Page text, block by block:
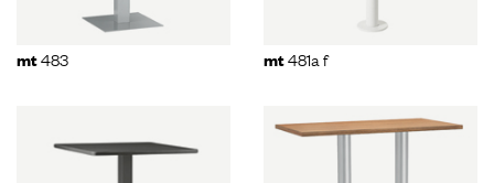
mt483 mt481a f